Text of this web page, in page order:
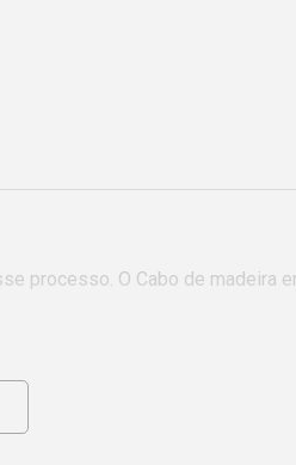
processo. O Cabo de madeira
em uso intenso.
vida útil da ferramenta.